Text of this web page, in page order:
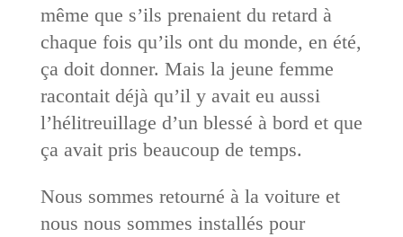
même que s’ils prenaient du retard à
chaque fois qu’ils ont du monde, en été,
ça doit donner. Mais la jeune femme
racontait déjà qu’il y avait eu aussi
l’hélitreuillage d’un blessé à bord et que
ça avait pris beaucoup de temps.
Nous sommes retourné à la voiture et
nous nous sommes installés pour